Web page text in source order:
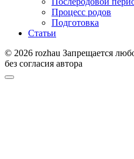
Процесс родов
Подготовка
Статьи
© 2026 rozhau Запрещается
без согласия автора